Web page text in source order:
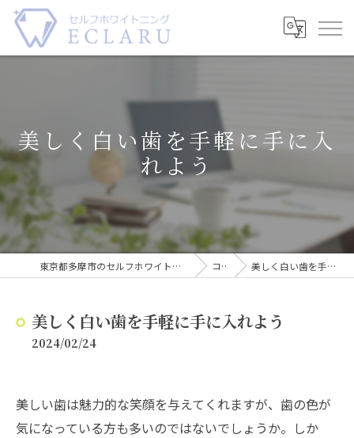
美しく白い歯を手軽に手に入
れよう
東京都多摩市のセルフホワイトニングならECLARU-エクラル- コラム 美しく白い歯を手軽に手に入れよう
美しく白い歯を手軽に手に入れよう
2024/02/24
美しい歯は魅力的な笑顔を与えてくれますが、歯の色が
気になっている方も多いのではないでしょうか。しか